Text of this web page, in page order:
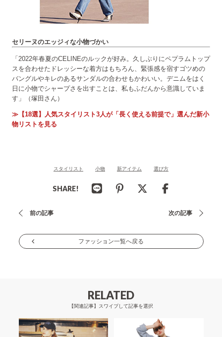
セリーヌのエッジィな小物づかい
「2022年春夏のCELINEのルックが好み。久しぶりにペプラムトップ
スを合わせたドレッシーな着方はもちろん、緊張感を宿すゴツめの
バングルやキレのあるサンダルの合わせもかわいい。デニムをはく
日に小物でシャープさを出すことは、私もふだんから意識していま
す」（塚田さん）
≫【18選】人気スタイリスト3人が「長く使える前提で」選んだ新小
物リストを見る
スタイリスト 小物 新アイテム 選び方
SHARE!
投
ナ
ン
前の記事 次の記事
ファッション一覧へ戻る
RELATED
【関連記事】スワイプして記事を選択